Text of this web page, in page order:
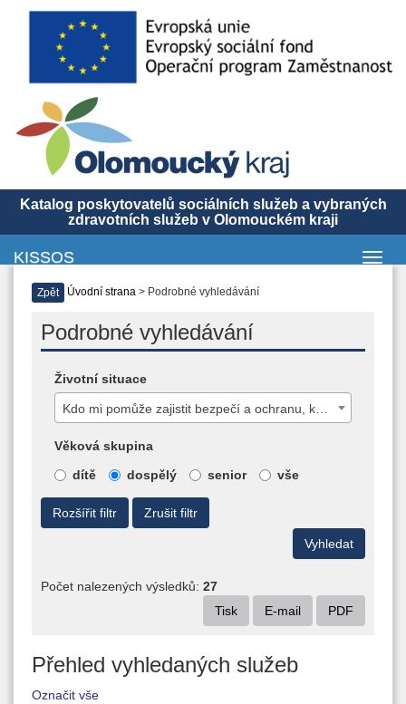
Katalog poskytovatelů sociálních služeb a vybraných
zdravotních služeb v Olomouckém kraji
KISSOS
Zpět Úvodní strana > Podrobné vyhledávání
Podrobné vyhledávání
Životní situace
Věková skupina
dítě
dospělý senior vše
Rozšířit filtr Zrušit filtr
Počet nalezených výsledků: 27
Tisk
E-mail PDF
Přehled vyhledaných služeb
Označit vše